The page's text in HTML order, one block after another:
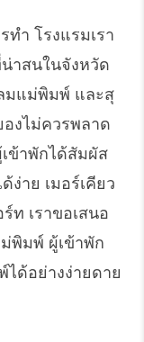
ำ โรงแรมเรา
าสนในจังหวัด
มแม่พิมพ์ และสุ
งไม่ควรพลาด
ข้าพักได้สัมผัส
ง่าย เมอร์เคียว
ท เราขอเสนอ
พิมพ์ ผู้เข้าพัก
ด้อย่างง่ายดาย